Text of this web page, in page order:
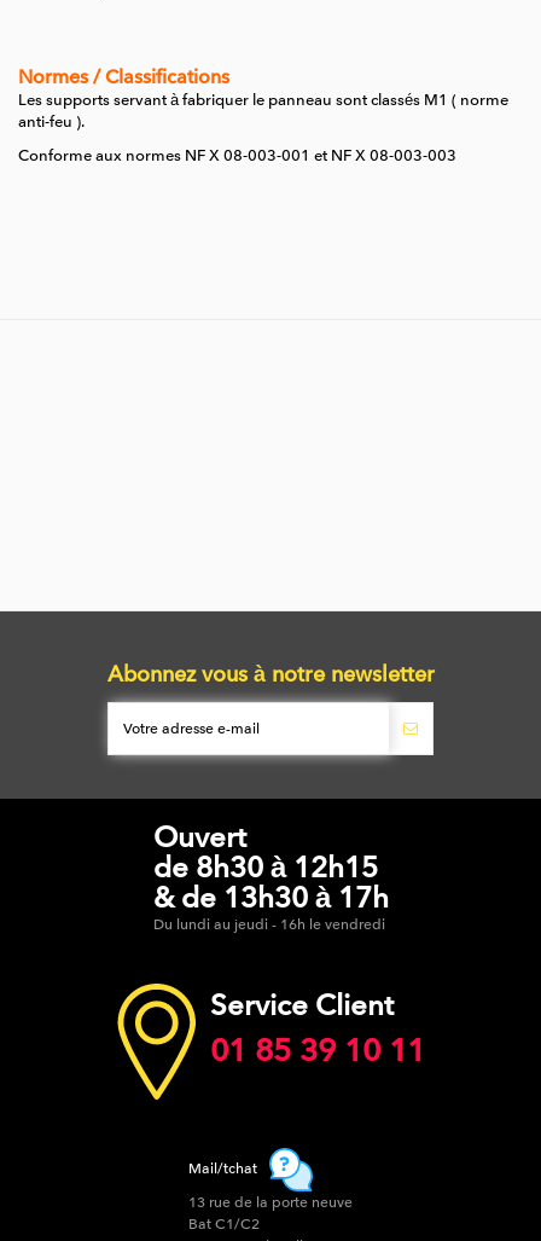
Normes / Classifications
Les supports servant à fabriquer le panneau sont classés M1 ( norme
anti-feu ).
Conforme aux normes NF X 08-003-001 et NF X 08-003-003
Abonnez vous à notre newsletter
Ouvert
de 8h30 à 12h15
& de 13h30 à 17h
Du lundi au jeudi - 16h le vendredi
Service Client
01 85 39 10 11
Mail/tchat
13 rue de la porte neuve
Bat C1/C2